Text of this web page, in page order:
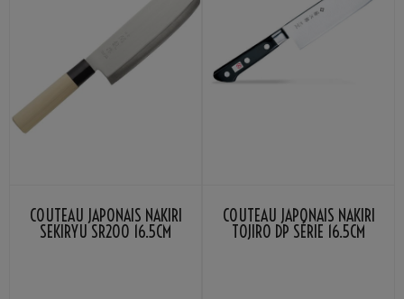
COUTEAU JAPONAIS NAKIRI
SEKIRYU SR200 16.5CM
COUTEAU JAPONAIS NAKIRI
TOJIRO DP SÉRIE 16.5CM